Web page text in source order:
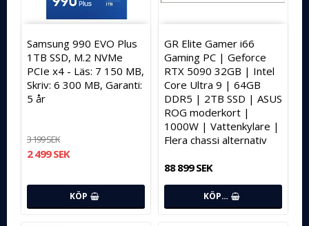
Samsung 990 EVO Plus
1TB SSD, M.2 NVMe
PCIe x4 - Läs: 7 150 MB,
Skriv: 6 300 MB, Garanti:
5 år
3 199 SEK
2 499 SEK
KÖP
GR Elite Gamer i66
Gaming PC | Geforce
RTX 5090 32GB | Intel
Core Ultra 9 | 64GB
DDR5 | 2TB SSD | ASUS
ROG moderkort |
1000W | Vattenkylare |
Flera chassi alternativ
88 899 SEK
KÖP…